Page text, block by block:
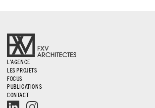
L’AGENCE
LES PROJETS
FOCUS
PUBLICATIONS
CONTACT